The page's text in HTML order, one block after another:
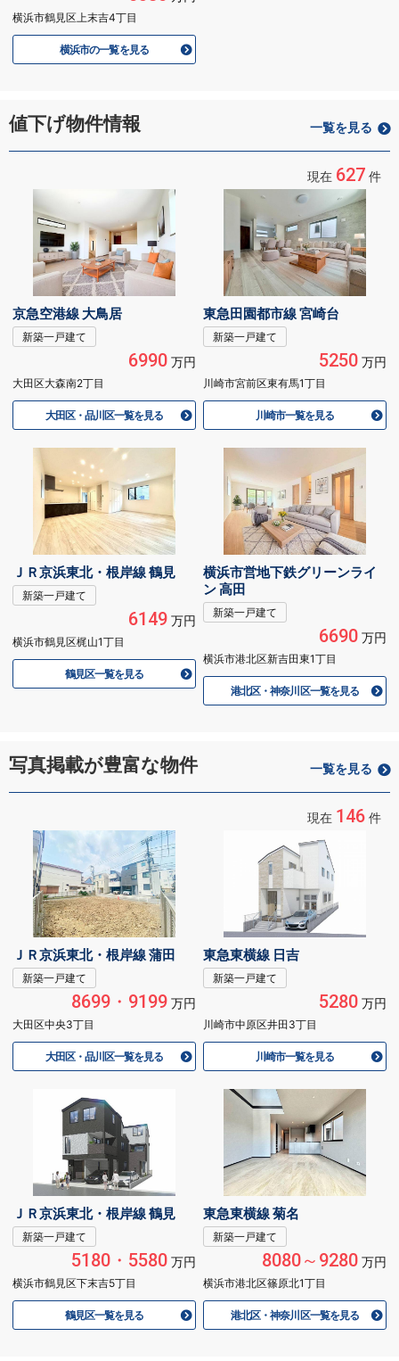
横浜市鶴見区上末吉4丁目
横浜市の一覧を見る
値下げ物件情報 一覧を見る
現在 627 件
京急空港線 大鳥居
新築一戸建て
6990万円
大田区大森南2丁目
大田区・品川区一覧を見る
東急田園都市線 宮崎台
新築一戸建て
5250万円
川崎市宮前区東有馬1丁目
川崎市一覧を見る
ＪＲ京浜東北・根岸線 鶴見
新築一戸建て
6149万円
横浜市鶴見区梶山1丁目
鶴見区一覧を見る
横浜市営地下鉄グリーンライ
ン 高田
新築一戸建て
6690万円
横浜市港北区新吉田東1丁目
港北区・神奈川区一覧を見る
写真掲載が豊富な物件 一覧を見る
現在 146 件
ＪＲ京浜東北・根岸線 蒲田
新築一戸建て
8699・9199万円
大田区中央3丁目
大田区・品川区一覧を見る
東急東横線 日吉
新築一戸建て
5280万円
川崎市中原区井田3丁目
川崎市一覧を見る
ＪＲ京浜東北・根岸線 鶴見
新築一戸建て
5180・5580万円
横浜市鶴見区下末吉5丁目
鶴見区一覧を見る
東急東横線 菊名
新築一戸建て
8080～9280万円
横浜市港北区篠原北1丁目
港北区・神奈川区一覧を見る